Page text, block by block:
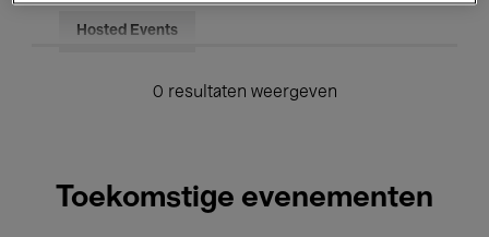
Hosted Events
0 resultaten weergeven
Toekomstige evenementen